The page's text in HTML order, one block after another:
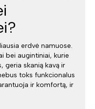
erdvė namuose.
bei augintiniai, kurie
geria skanią kavą ir
toks funkcionalus
ir komfortą, ir